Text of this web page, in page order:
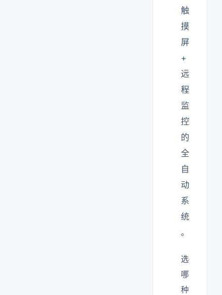
触
摸
屏
+
远
程
监
控
的
全
自
动
系
统
。
选
哪
种